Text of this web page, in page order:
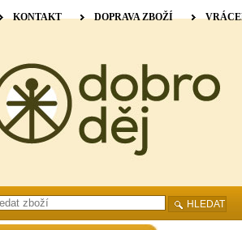
KONTAKT DOPRAVA ZBOŽÍ
HLEDAT